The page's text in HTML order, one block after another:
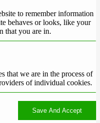
to remember information
behaves or looks, like your
that you are in.
that we are in the process of
of individual cookies.
Save And Accept